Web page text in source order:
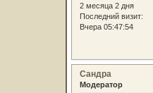
2 месяца 2 дня
Последний визит:
Вчера 05:47:54
Сандра
Модератор